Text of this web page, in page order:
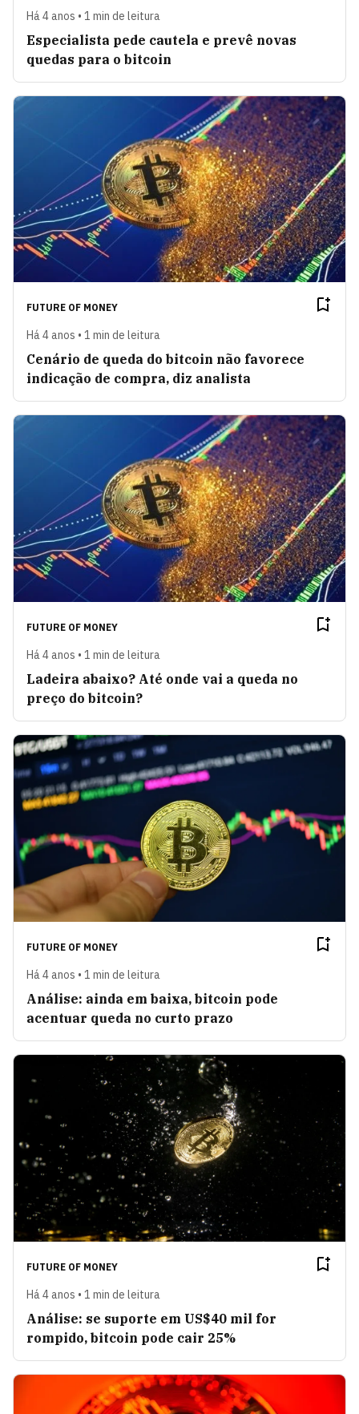
Há 4 anos • 1 min de leitura
Especialista pede cautela e prevê novas
quedas para o bitcoin
FUTURE OF MONEY
Há 4 anos • 1 min de leitura
Cenário de queda do bitcoin não favorece
indicação de compra, diz analista
FUTURE OF MONEY
Há 4 anos • 1 min de leitura
Ladeira abaixo? Até onde vai a queda no
preço do bitcoin?
FUTURE OF MONEY
Há 4 anos • 1 min de leitura
Análise: ainda em baixa, bitcoin pode
acentuar queda no curto prazo
FUTURE OF MONEY
Há 4 anos • 1 min de leitura
Análise: se suporte em US$40 mil for
rompido, bitcoin pode cair 25%